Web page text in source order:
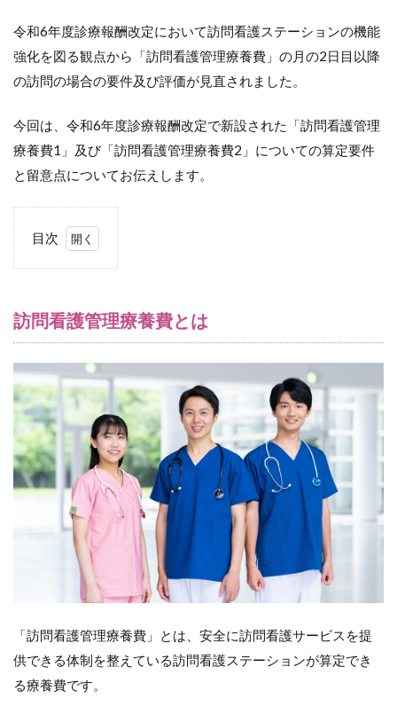
令和6年度診療報酬改定において訪問看護ステーションの機能
強化を図る観点から「訪問看護管理療養費」の月の2日目以降
の訪問の場合の要件及び評価が見直されました。
今回は、令和6年度診療報酬改定で新設された「訪問看護管理
療養費1」及び「訪問看護管理療養費2」についての算定要件
と留意点についてお伝えします。
目次
看
護
管
理
養
費
と
は
訪問
看護
管理
2
訪
問
看
訪問看護管理療養費とは
「訪問看護管理療養費」とは、安全に訪問看護サービスを提
供できる体制を整えている訪問看護ステーションが算定でき
る療養費です。